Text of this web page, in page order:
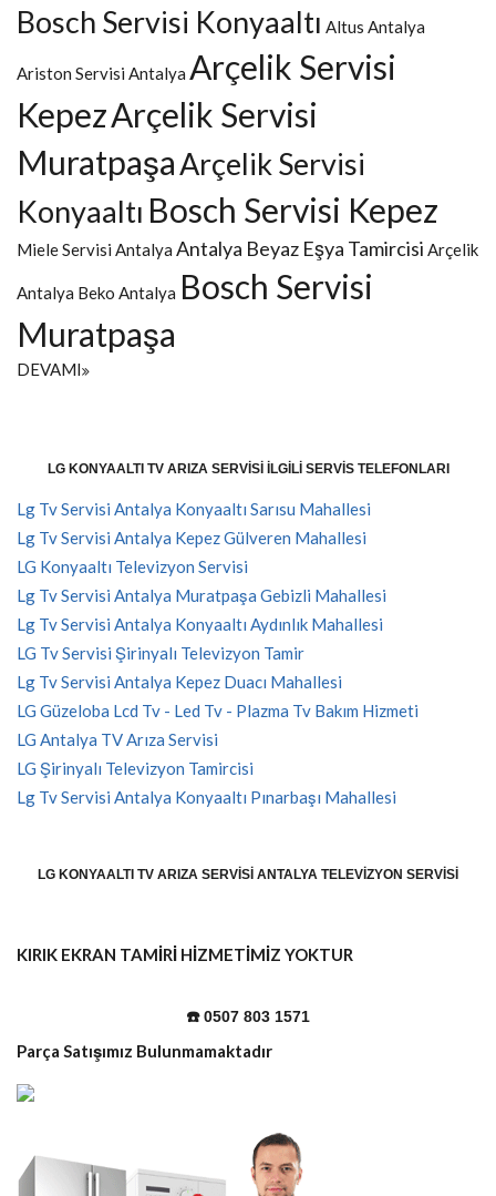
Bosch Servisi Konyaaltı Altus Antalya
Ariston Servisi Antalya Arçelik Servisi
KepezArçelik Servisi
MuratpaşaArçelik Servisi
Konyaaltı Bosch Servisi Kepez
Miele Servisi Antalya Antalya Beyaz Eşya Tamircisi Arçelik
Antalya Beko Antalya Bosch Servisi
Muratpaşa
DEVAMI
LG KONYAALTI TV ARIZA SERVISI İLGILI SERVIS TELEFONLARI
Lg Tv Servisi Antalya Konyaaltı Sarısu Mahallesi
Lg Tv Servisi Antalya Kepez Gülveren Mahallesi
LG Konyaaltı Televizyon Servisi
Lg Tv Servisi Antalya Muratpaşa Gebizli Mahallesi
Lg Tv Servisi Antalya Konyaaltı Aydınlık Mahallesi
LG Tv Servisi Şirinyalı Televizyon Tamir
Lg Tv Servisi Antalya Kepez Duacı Mahallesi
LG Güzeloba Lcd Tv - Led Tv - Plazma Tv Bakım Hizmeti
LG Antalya TV Arıza Servisi
LG Şirinyalı Televizyon Tamircisi
Lg Tv Servisi Antalya Konyaaltı Pınarbaşı Mahallesi
LG KONYAALTI TV ARIZA SERVISI ANTALYA TELEVIZYON SERVISI
KIRIK EKRAN TAMİRİ HİZMETİMİZ YOKTUR
☎️ 0507 803 1571
Parça Satışımız Bulunmamaktadır